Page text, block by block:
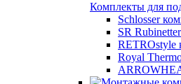
Комплекты для
Schlosser
SR
RETROstyle
Royal